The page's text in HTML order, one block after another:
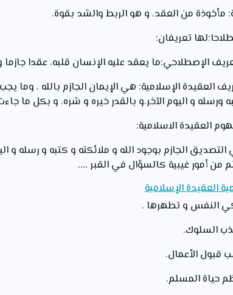
مأخوذة من العقد، و هو الربط والشد بقوة.
تعريفان:
الإصطلاحي:ما يعقد عليه الإنسان قلبه، عقدا
العقيدة الإسلامية: هي الإيمان الجازم بالله ، وما
ورسله و اليوم الآخر،و بالقدر خيره و شره، و بكل ما
العقيدة الاسلامية:
الجازم بوجود الله و ملائكته و كتبه و رسله و
من أمور غيبية كالسؤال في القبر ....
العقيدة الإسلامية
النفس و تطهرها .
السلوك.
قبول الأعمال.
حياة المسلم.